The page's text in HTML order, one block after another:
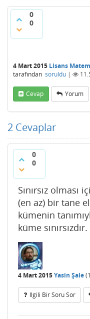
0
0
4 Mart 2015 Lisans
tarafından soruldu |
Cevap Yorum
2 Cevaplar
0
0
Sınırsız
(en az) bir tane
kümenin
küme sınırsızdır.
4 Mart 2015Yasin Şale(
Ilgili Bir Soru Sor